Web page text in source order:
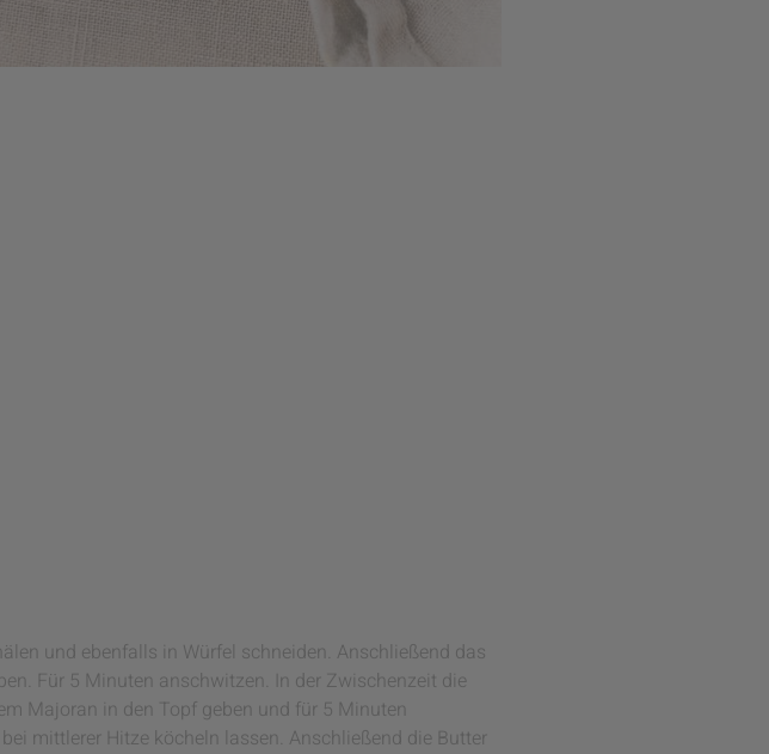
und ebenfalls in Würfel schneiden. Anschließend das
Für 5 Minuten anschwitzen. In der Zwischenzeit die
Majoran in den Topf geben und für 5 Minuten
mittlerer Hitze köcheln lassen. Anschließend die Butter